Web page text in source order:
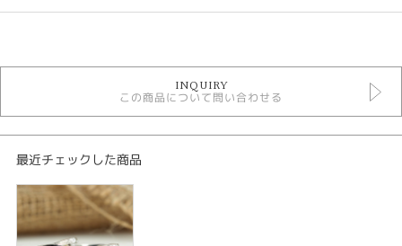
ハワイアン・エアルームジュエリー結婚指輪
デジタルジュエリー結婚指輪
iris
性別
レディース
メンズ
INQUIRY
この商品について問い合わせる
最近チェックした商品